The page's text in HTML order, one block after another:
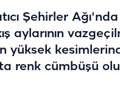
Şehirler
aylarının
yüksek
renk cümbüşü